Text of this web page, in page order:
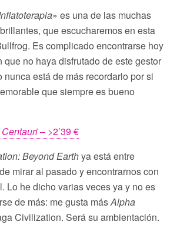
» es una de las muchas
que escucharemos en esta
Es complicado encontrarse hoy
no haya disfrutado de este gestor
nunca está de más recordarlo por si
que siempre es bueno
– >2’39 €
Beyond Earthya está entre
mirar al pasado y encontrarnos con
Lo he dicho varias veces ya y no es
de más: me gusta másAlpha
Civilization. Será su ambientación.